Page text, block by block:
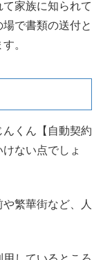
家族に知られて
で書類の送付と
。
くん【自動契約
ない点でしょ
繁華街など、人